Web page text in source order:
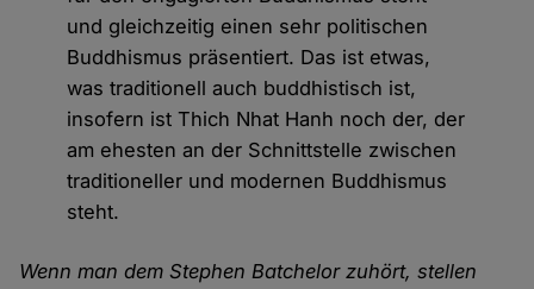
und gleichzeitig einen sehr politischen
Buddhismus präsentiert. Das ist etwas,
was traditionell auch buddhistisch ist,
insofern ist Thich Nhat Hanh noch der, der
am ehesten an der Schnittstelle zwischen
traditioneller und modernen Buddhismus
steht.
Wenn man dem Stephen Batchelor zuhört, stellen